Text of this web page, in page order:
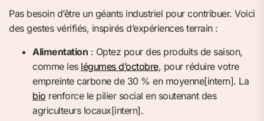
Pas besoin d’être un géants industriel pour contribuer. Voici
des gestes vérifiés, inspirés d’expériences terrain :
Alimentation : Optez pour des produits de saison,
comme les légumes d’octobre, pour réduire votre
empreinte carbone de 30 % en moyenne[intern]. La
bio renforce le pilier social en soutenant des
agriculteurs locaux[intern].